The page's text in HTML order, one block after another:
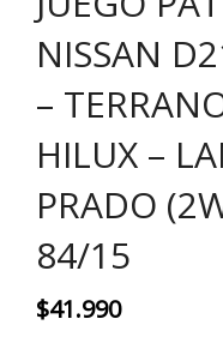
NISSAN
–
HILUX –
PRADO
84/15
$41.990